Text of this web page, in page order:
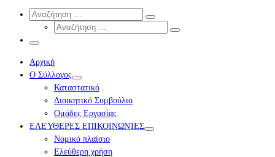
Search
Αναζήτηση
Αναζήτηση
Αναζήτηση
Αναζήτηση
Μενού
Αρχική
Ο Σύλλογος
Καταστατικό
Διοικητικό Συμβούλιο
Ομάδες Εργασίας
ΕΛΕΎΘΕΡΕΣ ΕΠΙΚΟΙΝΩΝΊΕΣ
Νομικό πλαίσιο
Ελεύθερη χρήση